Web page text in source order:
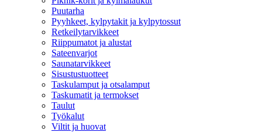
Puutarha
Pyyhkeet, kylpytakit ja kylpytossut
Retkeilytarvikkeet
Riippumatot ja alustat
Sateenvarjot
Saunatarvikkeet
Sisustustuotteet
Taskulamput ja otsalamput
Taskumatit ja termokset
Taulut
Työkalut
Viltit ja huovat